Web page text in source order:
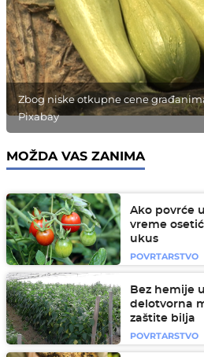
Zbog niske otkupne cene
Pixabay
MOŽDA VAS ZANIMA
Ako povrće
vreme
ukus
POVRTARSTVO
Bez hemije
delotvorna
zaštite bilja
POVRTARSTVO